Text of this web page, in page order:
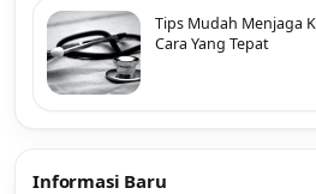
Tips Mudah Menjaga
Cara Yang Tepat
Informasi Baru